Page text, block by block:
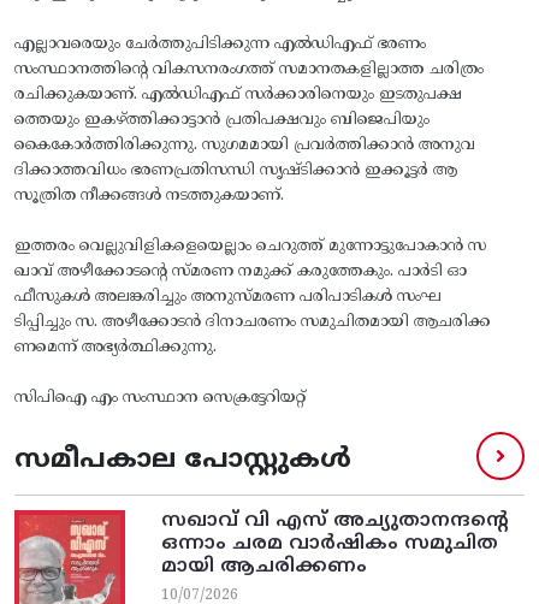
എല്ലാവരെയും ചേർത്തുപിടിക്കുന്ന എൽഡിഎഫ്‌ ഭരണം
സംസ്ഥാനത്തിന്റെ വികസനരംഗത്ത്‌ സമാനതകളില്ലാത്ത ചരിത്രം
രചിക്കുകയാണ്‌. എൽഡിഎഫ് സർക്കാരിനെയും ഇടതുപക്ഷ
ത്തെയും ഇകഴ്‌ത്തിക്കാട്ടാൻ പ്രതിപക്ഷവും ബിജെപിയും
കൈകോർത്തിരിക്കുന്നു. സുഗമമായി പ്രവർത്തിക്കാൻ അനുവ
ദിക്കാത്തവിധം ഭരണപ്രതിസന്ധി സൃഷ്ടിക്കാൻ ഇക്കൂട്ടർ ആ
സൂത്രിത നീക്കങ്ങൾ നടത്തുകയാണ്.
ഇത്തരം വെല്ലുവിളികളെയെല്ലാം ചെറുത്ത്‌ മുന്നോട്ടുപോകാൻ സ
ഖാവ് അഴീക്കോടന്റെ സ്‌മരണ നമുക്ക് കരുത്തേകും. പാർടി ഓ
ഫീസുകൾ അലങ്കരിച്ചും അനുസ്‌മരണ പരിപാടികൾ സംഘ
ടിപ്പിച്ചും സ. അഴീക്കോടൻ ദിനാചരണം സമുചിതമായി ആചരിക്ക
ണമെന്ന് അഭ്യർത്ഥിക്കുന്നു.
സിപിഐ എം സംസ്ഥാന സെക്രട്ടേറിയറ്റ്
സമീപകാല പോസ്റ്റുകൾ
സഖാവ് വി എസ്‌ അച്യുതാനന്ദന്റെ
ഒന്നാം ചരമ വാര്‍ഷികം സമുചിത
മായി ആചരിക്കണം
10/07/2026